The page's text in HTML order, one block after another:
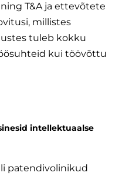
T&A ja ettevõtete
millistes
tuleb kokku
kui töövõttu
intellektuaalse
patendivolinikud